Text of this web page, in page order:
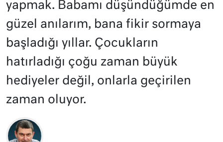
yapmak. Babamı düşündüğümde en
güzel anılarım, bana fikir sormaya
başladığı yıllar. Çocukların
hatırladığı çoğu zaman büyük
hediyeler değil, onlarla geçirilen
zaman oluyor.